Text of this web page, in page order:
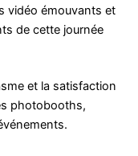
vidéo émouvants et
de cette journée
et la satisfaction
photobooths,